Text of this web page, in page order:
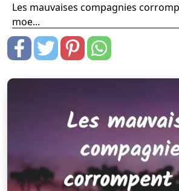
Les mauvaises compagnies
moe...